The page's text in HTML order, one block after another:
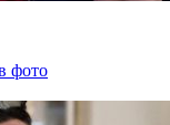
фото